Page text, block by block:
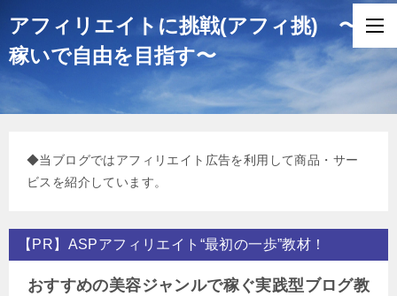
アフィリエイトに挑戦(アフィ挑) 〜
稼いで自由を目指す〜
◆当ブログではアフィリエイト広告を利用して商品・サー
ビスを紹介しています。
【PR】ASPアフィリエイト“最初の一歩”教材！
おすすめの美容ジャンルで稼ぐ実践型ブログ教